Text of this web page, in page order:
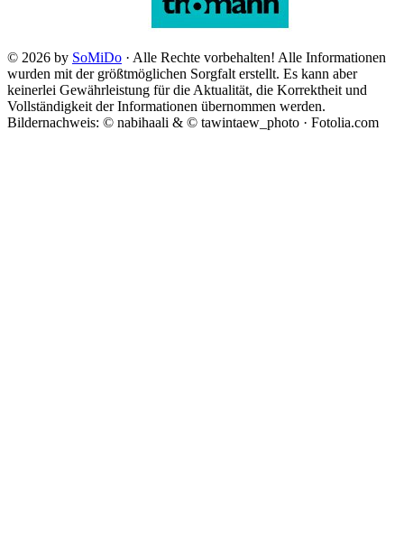
© 2026 by SoMiDo · Alle Rechte vorbehalten! Alle Informationen
wurden mit der größtmöglichen Sorgfalt erstellt. Es kann aber
keinerlei Gewährleistung für die Aktualität, die Korrektheit und
Vollständigkeit der Informationen übernommen werden.
Bildernachweis: © nabihaali & © tawintaew_photo · Fotolia.com